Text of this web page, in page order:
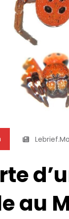
Lebrief.ma
au